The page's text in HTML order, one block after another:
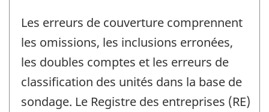
Les erreurs de couverture comprennent
les omissions, les inclusions erronées,
les doubles comptes et les erreurs de
classification des unités dans la base de
sondage. Le Registre des entreprises (RE)